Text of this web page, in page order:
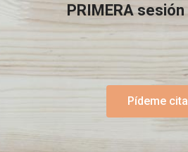
PRIMERA
Pídeme cita